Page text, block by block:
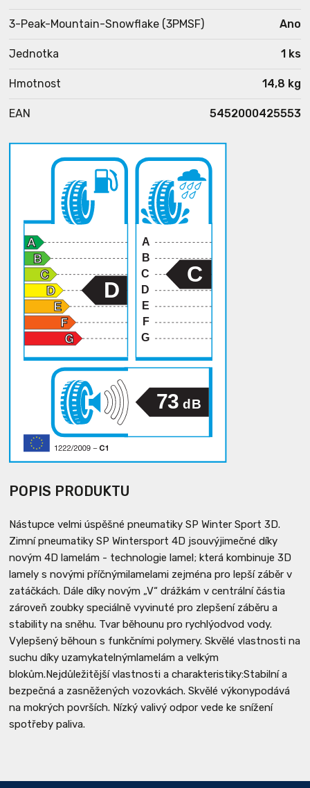
3-Peak-Mountain-Snowflake (3PMSF) Ano
Jednotka 1 ks
Hmotnost 14,8 kg
EAN 5452000425553
A
B
C
D
E
F
G
73 dB
D
C
POPIS PRODUKTU
Nástupce velmi úspěšné pneumatiky SP Winter Sport 3D.
Zimní pneumatiky SP Wintersport 4D jsouvýjimečné díky
novým 4D lamelám - technologie lamel; která kombinuje 3D
lamely s novými příčnýmilamelami zejména pro lepší záběr v
zatáčkách. Dále díky novým „V“ drážkám v centrální částia
zároveň zoubky speciálně vyvinuté pro zlepšení záběru a
stability na sněhu. Tvar běhounu pro rychlýodvod vody.
Vylepšený běhoun s funkčními polymery. Skvělé vlastnosti na
suchu díky uzamykatelnýmlamelám a velkým
blokům.Nejdůležitější vlastnosti a charakteristiky:Stabilní a
bezpečná a zasněžených vozovkách. Skvělé výkonypodává
na mokrých površích. Nízký valivý odpor vede ke snížení
spotřeby paliva.